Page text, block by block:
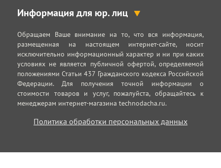
Информация для юр. лиц
Обращаем Ваше внимание на то, что вся информация,
размещенная на настоящем интернет-сайте, носит
исключительно информационный характер и ни при каких
условиях не является публичной офертой, определяемой
положениями Статьи 437 Гражданского кодекса Российской
Федерации. Для получения точной информации о
стоимости товаров и услуг, пожалуйста, обращайтесь к
менеджерам интернет-магазина technodacha.ru.
Политика обработки персональных данных